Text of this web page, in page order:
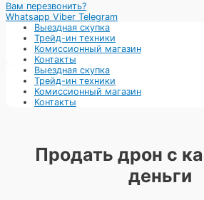
Вам перезвонить?
Whatsapp Viber Telegram
Выездная скупка
Трейд-ин техники
Комиссионный магазин
Контакты
Выездная скупка
Трейд-ин техники
Комиссионный магазин
Контакты
Продать дрон с
деньги